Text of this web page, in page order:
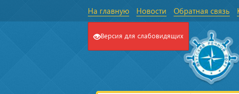
На главную Новости Обратная связь
Версия для слабовидящих